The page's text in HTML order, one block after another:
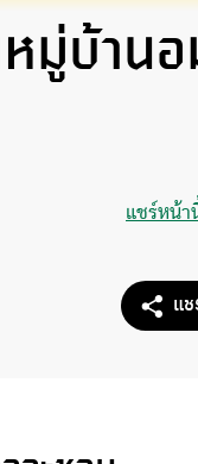
มู่บ้าน
แชร์หน้า
แ